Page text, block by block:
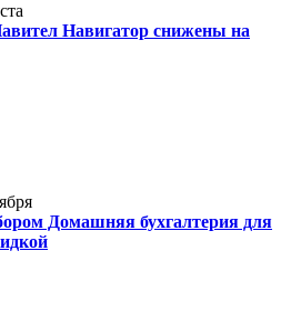
Навигатор снижены на
Домашняя бухгалтерия для